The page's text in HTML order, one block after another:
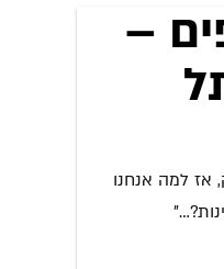
–
למה אנחנו